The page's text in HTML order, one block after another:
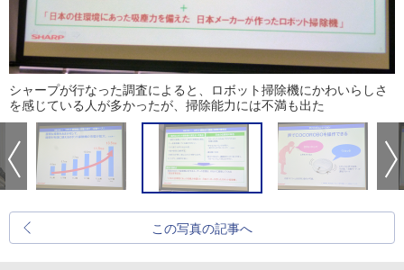
シャープが行なった調査によると、ロボット掃除機にかわいらしさ
を感じている人が多かったが、掃除能力には不満も出た
この写真の記事へ